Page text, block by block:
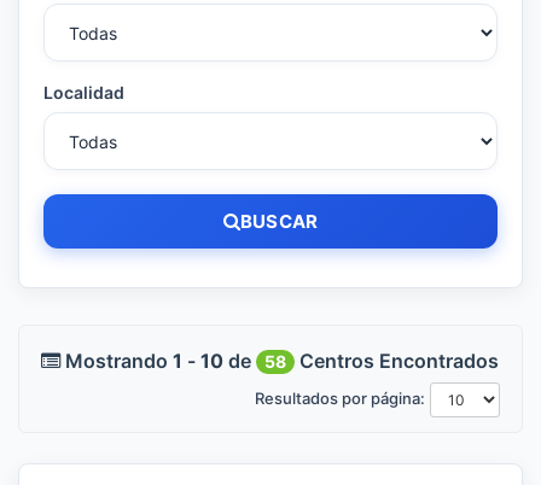
Localidad
BUSCAR
Mostrando 1 - 10 de 58 Centros Encontrados
Resultados por página: